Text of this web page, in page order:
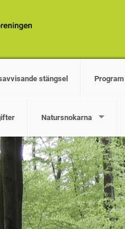
stängsel Program
Natursnokarna